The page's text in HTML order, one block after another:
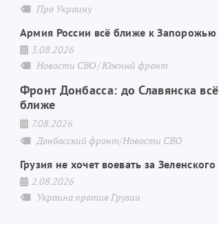
Про Украину
Армия России всё ближе к Запорожью
3.08.2026
Новости СВО Южный фронт
Фронт Донбасса: до Славянска всё
ближе
7.08.2026
Донбасский фронт/Новости СВО
Грузия не хочет воевать за Зеленского
2.08.2026
Украина против Грузии